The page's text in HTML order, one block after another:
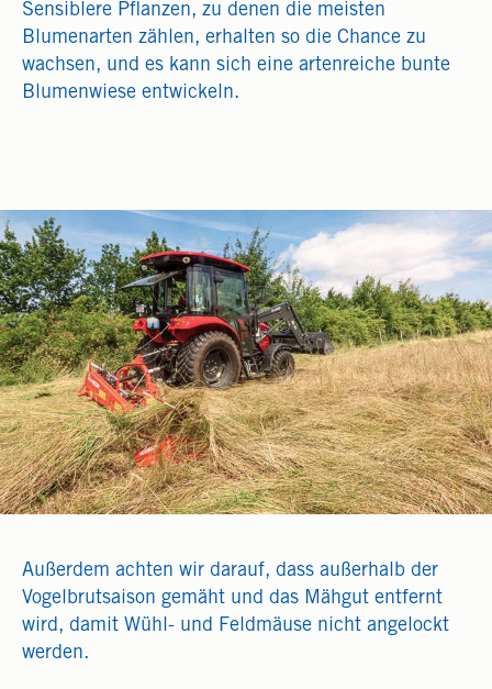
Sensiblere Pflanzen, zu denen die meisten
Blumenarten zählen, erhalten so die Chance zu
wachsen, und es kann sich eine artenreiche bunte
Blumenwiese entwickeln.
Außerdem achten wir darauf, dass außerhalb der
Vogelbrutsaison gemäht und das Mähgut entfernt
wird, damit Wühl- und Feldmäuse nicht angelockt
werden.